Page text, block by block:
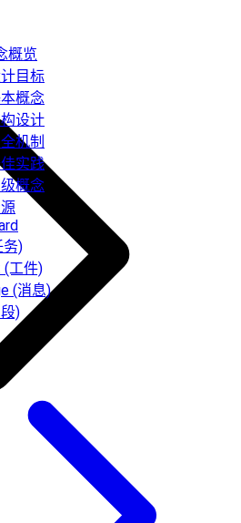
概览
目标
概念
设计
机制
实践
概念
务)
工件)
(消息)
)